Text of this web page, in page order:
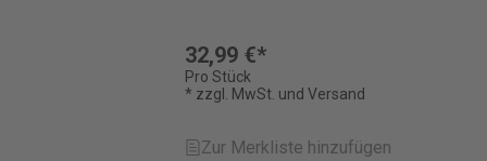
32,99 €*
Pro Stück
* zzgl. MwSt. und Versand
Zur Merkliste hinzufügen